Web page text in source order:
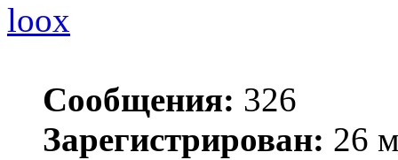
loox
Сообщения: 326
Зарегистрирован: 26